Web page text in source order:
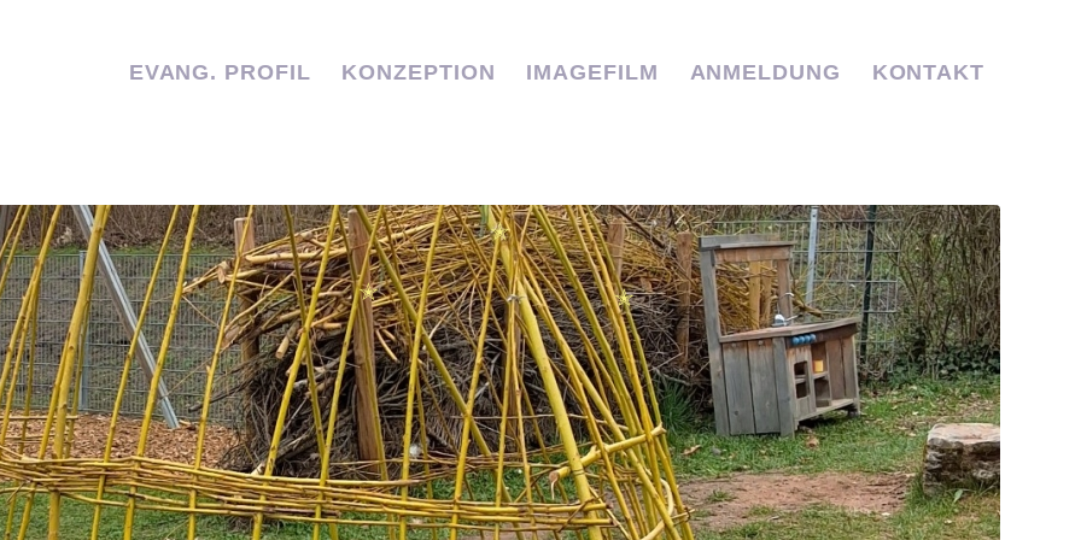
EVANG. PROFIL KONZEPTION IMAGEFILM ANMELDUNG KONTAKT
✭
✭
✭
✭